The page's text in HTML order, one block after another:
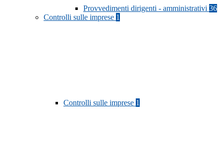
Provvedimenti dirigenti - amministrativi 36
Controlli sulle imprese 1
Controlli sulle imprese 1